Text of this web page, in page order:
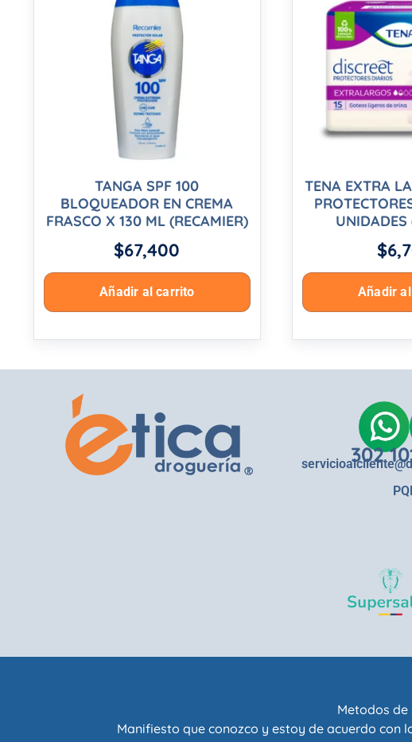
TANGA SPF 100
BLOQUEADOR EN CREMA
FRASCO X 130 ML (RECAMIER)
$67,400
Añadir al carrito
TENA EXTRA
$
Añadir
302
Metodos de
Manifiesto que conozco y estoy de acuerdo con